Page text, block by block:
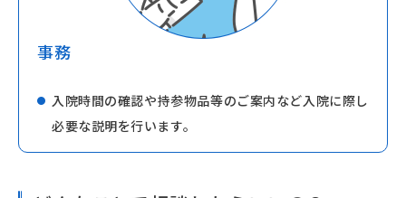
事務
入院時間の確認や持参物品等のご案内など入院に際し
必要な説明を行います。